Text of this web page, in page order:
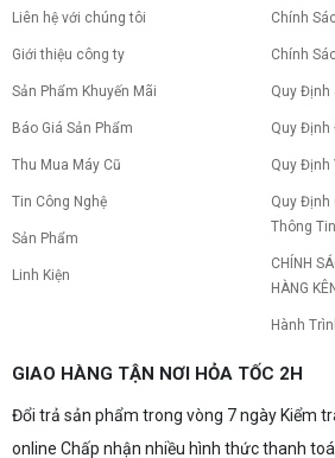
Tình trạng PC
máy giật lag, giảm
nguyên nhân và
CPU AMD Ryzen
ra mắt: Nhanh,
với công nghệ 3D V-
10 Nguyên nhân
FPS thường gặp
PC gaming bị tụt
và cách kiểm tra,
NVIDIA Hoãn Ra
"Mắc Kẹt" Vì Giá
NVIDIA đột ngột tạm
bến nhà máy của các
Liên hệ với chúng tôi
Giới thiệu công ty
Sản Phẩm Khuyến Mãi
Báo Giá Sản Phẩm
Thu Mua Máy Cũ
Tin Công Nghệ
Sản Phẩm
Linh Kiện
Chính
Chính
Quy Định
Quy Định
Quy Định
Quy Định
Thông Tin
CHÍNH
HÀNG
Hành
GIAO HÀNG TẬN NƠI HỎA TỐC 2H
Đổi trả sản phẩm trong vòng 7 ngày Kiểm
online Chấp nhận nhiều hình thức thanh